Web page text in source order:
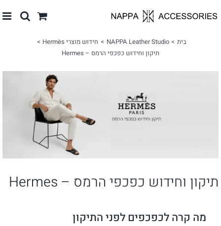
לתוכן
בית NAPPA Leather Studio
חידוש מוצרי Hermès
תיקון וחידוש כפכפי הרמס – Hermes
תיקון וחידוש כפכפי הרמס – Hermes
מה קרה לכפכפים לפני התיקון